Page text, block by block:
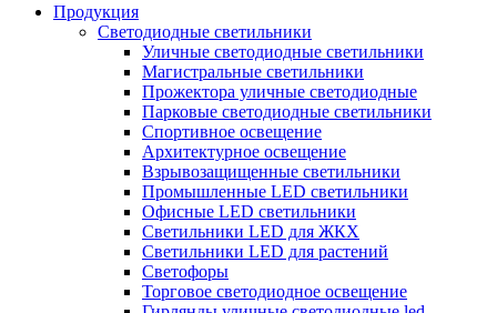
Продукция
Светодиодные светильники
Уличные светодиодные светильники
Магистральные светильники
Прожектора уличные светодиодные
Парковые светодиодные светильники
Спортивное освещение
Архитектурное освещение
Взрывозащищенные светильники
Промышленные LED светильники
Офисные LED светильники
Cветильники LED для ЖКХ
Светильники LED для растений
Светофоры
Торговое светодиодное освещение